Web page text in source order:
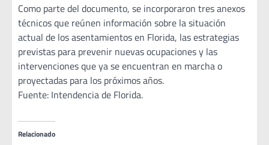
Como parte del documento, se incorporaron tres anexos
técnicos que reúnen información sobre la situación
actual de los asentamientos en Florida, las estrategias
previstas para prevenir nuevas ocupaciones y las
intervenciones que ya se encuentran en marcha o
proyectadas para los próximos años.
Fuente: Intendencia de Florida.
Relacionado